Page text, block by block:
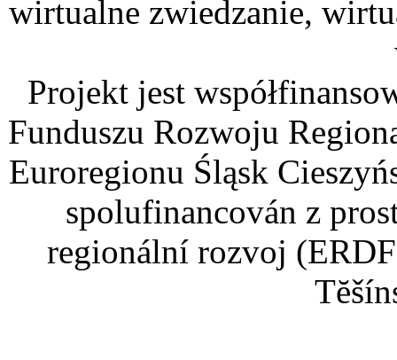
wirtualne zwiedzanie,
Projekt jest
Funduszu Rozwoju
Euroregionu Śląsk
spolufinancován z
regionální rozvoj